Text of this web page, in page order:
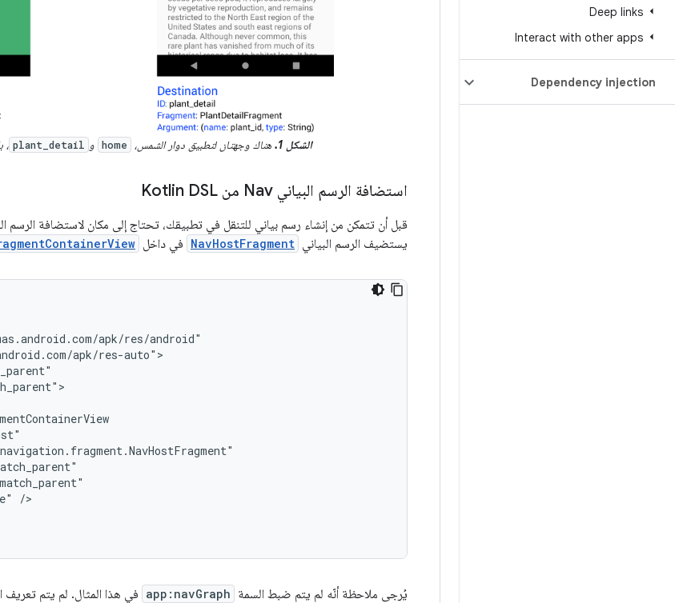
Deep links
Interact with other apps
Dependency injection
الشكل 1. هناك وجهتان لتطبيق دوار الشمس، home و plant_detail ،
استضافة الرسم البياني Nav من Kotlin DSL
قبل أن تتمكن من إنشاء رسم بياني للتنقل في تطبيقك، تحتاج إلى مكان لاستضافة الرسم
يستضيف الرسم البياني NavHostFragment في داخل
/>
يُرجى ملاحظة أنّه لم يتم ضبط السمة app:navGraph في هذا المثال. لم يتم تعريف